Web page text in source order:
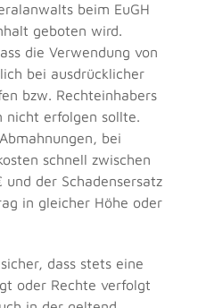
beim EuGH
geboten wird.
die Verwendung von
bei ausdrücklicher
bzw. Rechteinhabers
nicht erfolgen sollte.
bei
schnell zwischen
der Schadensersatz
in gleicher Höhe oder
dass stets eine
oder Rechte verfolgt